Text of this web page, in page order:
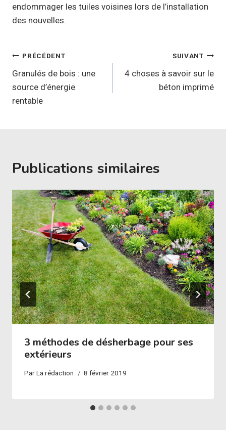
endommager les tuiles voisines lors de l’installation
des nouvelles.
Navigation
de
l’article
PRÉCÉDENT
Granulés de bois : une
source d’énergie
rentable
SUIVANT
4 choses à savoir sur le
béton imprimé
Publications similaires
3 méthodes de désherbage pour ses
extérieurs
ParLa rédaction 8 février 2019